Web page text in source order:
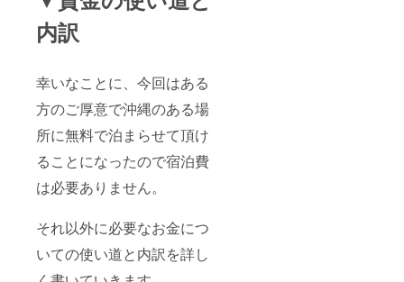
内訳
幸いなことに、今回はある
方のご厚意で沖縄のある場
所に無料で泊まらせて頂け
ることになったので宿泊費
は必要ありません。
それ以外に必要なお金につ
いての使い道と内訳を詳し